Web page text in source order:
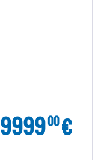
999900€